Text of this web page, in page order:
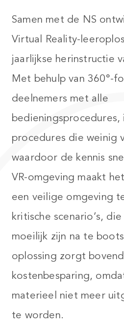
Samen met de NS
Virtual Reality-
jaarlijkse herinstructie
Met behulp van 360°-
deelnemers met alle
bedieningsprocedures,
procedures die weinig
waardoor de kennis
VR-omgeving maakt
een veilige omgeving
kritische scenario’s,
moeilijk zijn na te
oplossing zorgt
kostenbesparing,
materieel niet meer
te worden. ​